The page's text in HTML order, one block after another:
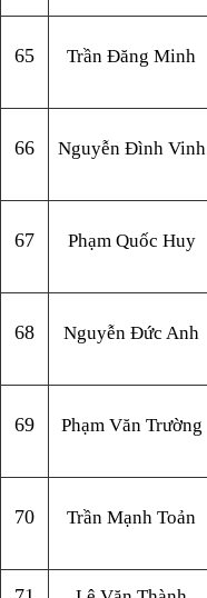
65 Trần Đăng Minh
66 Nguyễn Đình Vinh
67 Phạm Quốc Huy
68 Nguyễn Đức Anh
69 Phạm Văn Trường
70 Trần Mạnh Toản